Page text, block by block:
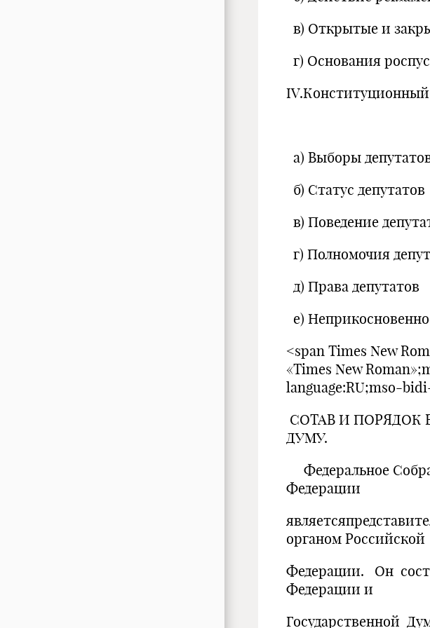
в) Открытые и
г) Основания
IV.Конституционный
а) Выборы
б) Статус депутатов
в) Поведение
г) Полномочия
д) Права депутатов
е)
<span Times New
«Times New
language:RU;mso-
СОТАВ И ПОРЯДОК
ДУМУ.
Федеральное
Федерации
органом Российской
Федерации. Он
Федерации и
Государственной